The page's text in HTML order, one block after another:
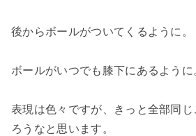
後からボールがついてくるように。
ボールがいつでも膝下にあるように
表現は色々ですが、きっと全部同
ろうなと思います。